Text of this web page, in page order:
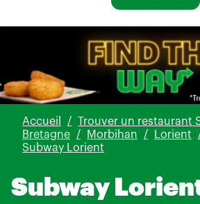
Accueil
Trouver un restaurant
Bretagne
Morbihan
Lorient
Subway Lorient
Subway